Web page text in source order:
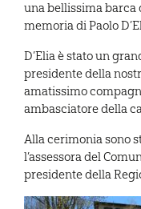
una bellissima barca
memoria di Paolo
D’Elia è stato un
presidente della
amatissimo
ambasciatore della
Alla cerimonia sono
l’assessora del
presidente della